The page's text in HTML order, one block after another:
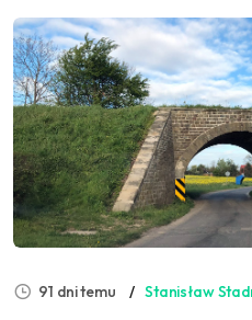
91 dni temu Stanisław